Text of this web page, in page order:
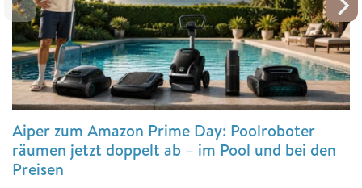
Aiper zum Amazon Prime Day: Poolroboter
räumen jetzt doppelt ab – im Pool und bei den
Preisen